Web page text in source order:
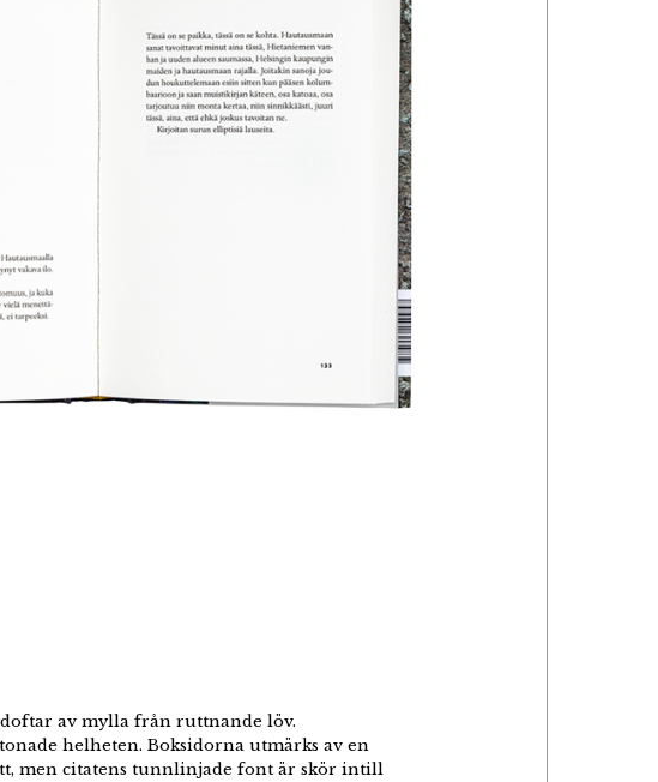
av mylla från ruttnande löv.
helheten. Boksidorna utmärks av en
men citatens tunnlinjade font är skör intill